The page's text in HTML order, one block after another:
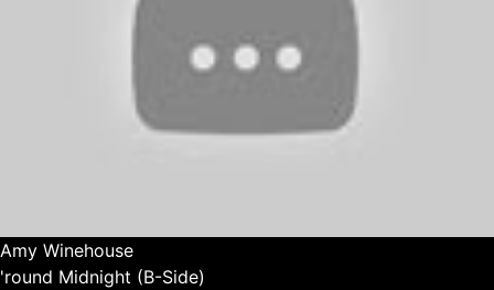
Amy Winehouse
'round Midnight (B-Side)